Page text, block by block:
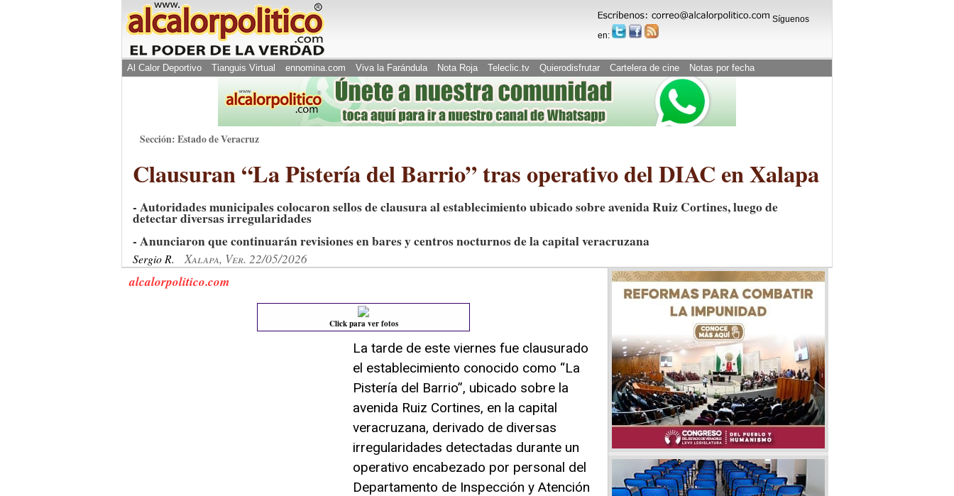
Síguenos
en:
Al Calor Deportivo Tianguis Virtual ennomina.com Viva la Farándula Nota Roja Teleclic.tv Quierodisfrutar Cartelera de cine Notas por fecha
Sección: Estado de Veracruz
Clausuran “La Pistería del Barrio” tras operativo del DIAC en Xalapa
- Autoridades municipales colocaron sellos de clausura al establecimiento ubicado sobre avenida Ruiz Cortines, luego de
detectar diversas irregularidades
- Anunciaron que continuarán revisiones en bares y centros nocturnos de la capital veracruzana
Sergio R. Xalapa, Ver. 22/05/2026
alcalorpolitico.com
Click para ver fotos
La tarde de este viernes fue clausurado
el establecimiento conocido como “La
Pistería del Barrio”, ubicado sobre la
avenida Ruiz Cortines, en la capital
veracruzana, derivado de diversas
irregularidades detectadas durante un
operativo encabezado por personal del
Departamento de Inspección y Atención